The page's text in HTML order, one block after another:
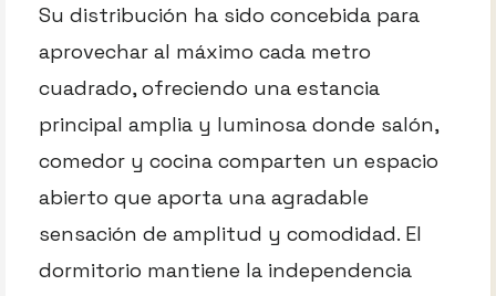
Su distribución ha sido concebida para
aprovechar al máximo cada metro
cuadrado, ofreciendo una estancia
principal amplia y luminosa donde salón,
comedor y cocina comparten un espacio
abierto que aporta una agradable
sensación de amplitud y comodidad. El
dormitorio mantiene la independencia